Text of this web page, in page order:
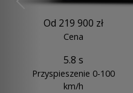
Od 219 900 zł
Cena
5.8 s
Przyspieszenie 0-100
km/h
Previous